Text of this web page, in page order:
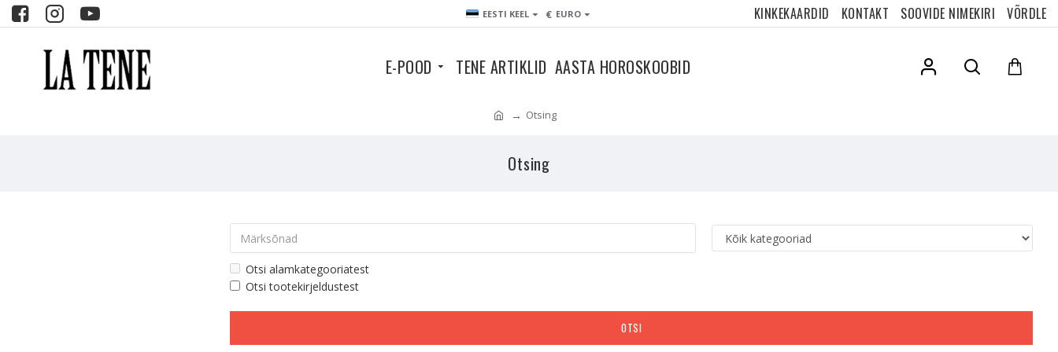
EESTI KEEL € EURO KINKEKAARDID KONTAKT SOOVIDE NIMEKIRI VÕRDLE
E-POOD TENE ARTIKLID AASTA HOROSKOOBID
Otsing
Otsing
Otsi alamkategooriatest
Otsi tootekirjeldustest
OTSI